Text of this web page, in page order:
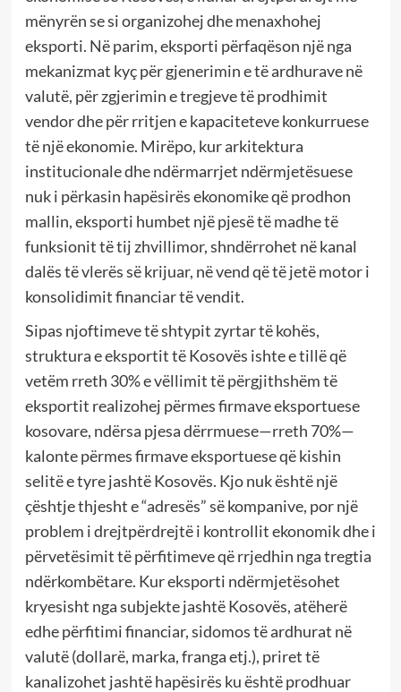
mënyrën se si organizohej dhe menaxhohej
eksporti. Në parim, eksporti përfaqëson një nga
mekanizmat kyç për gjenerimin e të ardhurave në
valutë, për zgjerimin e tregjeve të prodhimit
vendor dhe për rritjen e kapaciteteve konkurruese
të një ekonomie. Mirëpo, kur arkitektura
institucionale dhe ndërmarrjet ndërmjetësuese
nuk i përkasin hapësirës ekonomike që prodhon
mallin, eksporti humbet një pjesë të madhe të
funksionit të tij zhvillimor, shndërrohet në kanal
dalës të vlerës së krijuar, në vend që të jetë motor i
konsolidimit financiar të vendit.
Sipas njoftimeve të shtypit zyrtar të kohës,
struktura e eksportit të Kosovës ishte e tillë që
vetëm rreth 30% e vëllimit të përgjithshëm të
eksportit realizohej përmes firmave eksportuese
kosovare, ndërsa pjesa dërrmuese—rreth 70%—
kalonte përmes firmave eksportuese që kishin
selitë e tyre jashtë Kosovës. Kjo nuk është një
çështje thjesht e “adresës” së kompanive, por një
problem i drejtpërdrejtë i kontrollit ekonomik dhe i
përvetësimit të përfitimeve që rrjedhin nga tregtia
ndërkombëtare. Kur eksporti ndërmjetësohet
kryesisht nga subjekte jashtë Kosovës, atëherë
edhe përfitimi financiar, sidomos të ardhurat në
valutë (dollarë, marka, franga etj.), priret të
kanalizohet jashtë hapësirës ku është prodhuar